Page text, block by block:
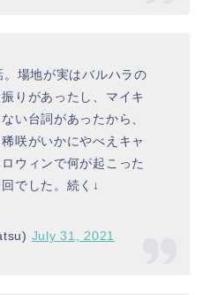
場地が実はバルハラの
りがあったし、マイキ
い台詞があったから、
咲がいかにやべえキャ
ウィンで何が起こった
でした。続く↓
July 31, 2021